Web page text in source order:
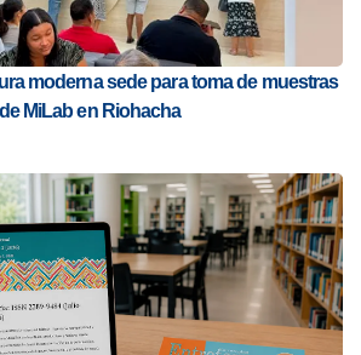
moderna sede para toma de muestras
de MiLab en Riohacha